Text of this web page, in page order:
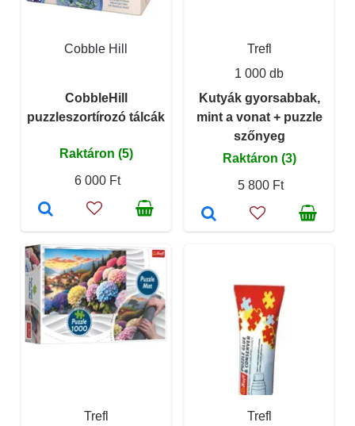
Cobble Hill
CobbleHill
puzzleszortírozó tálcák
Raktáron (5)
6 000 Ft
Trefl
1 000 db
Kutyák gyorsabbak,
mint a vonat + puzzle
szőnyeg
Raktáron (3)
5 800 Ft
Trefl
Trefl